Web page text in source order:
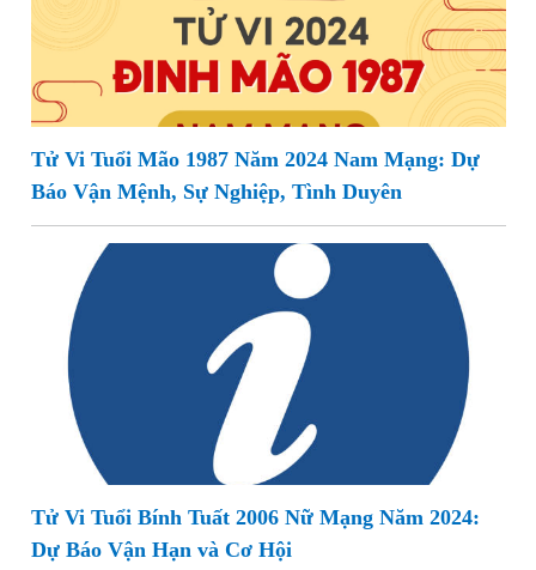
Tử Vi Tuổi Mão 1987 Năm 2024 Nam Mạng: Dự
Báo Vận Mệnh, Sự Nghiệp, Tình Duyên
Tử Vi Tuổi Bính Tuất 2006 Nữ Mạng Năm 2024:
Dự Báo Vận Hạn và Cơ Hội